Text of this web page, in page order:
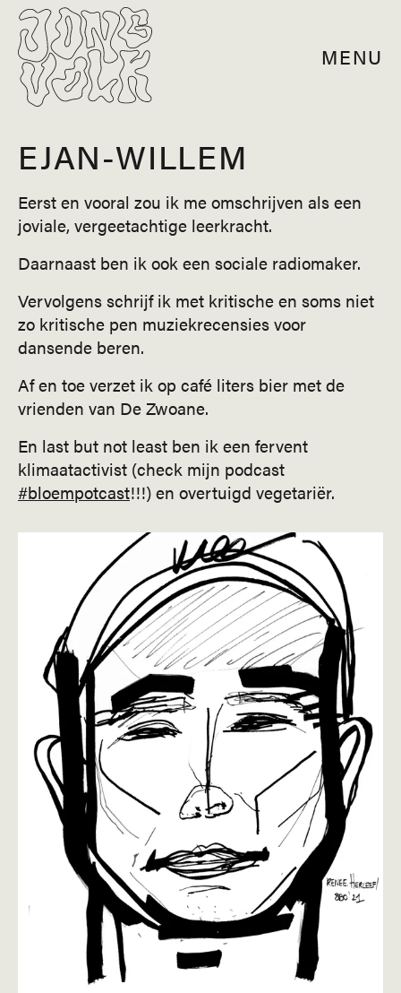
MENU
EJAN-WILLEM
Eerst en vooral zou ik me omschrijven als een
joviale, vergeetachtige leerkracht.
Daarnaast ben ik ook een sociale radiomaker.
Vervolgens schrijf ik met kritische en soms niet
zo kritische pen muziekrecensies voor
dansende beren.
Af en toe verzet ik op café liters bier met de
vrienden van De Zwoane.
En last but not least ben ik een fervent
klimaatactivist (check mijn podcast
#bloempotcast!!!) en overtuigd vegetariër.